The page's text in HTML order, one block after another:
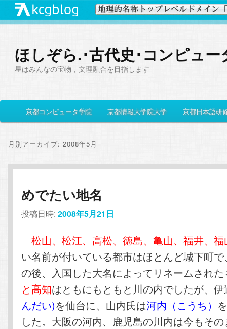
ほしぞら.･古代史･コンピュー
星はみんなの宝物，文理融合を目指します
イ
メ
ン
ン
テ
ン
ツ
へ
サ
コ
テ
ン
ツ
へ
移
京都コンピュータ学院 京都情報大学院大学 京都日本語研
月別アーカイブ:2008年5月
めでたい地名
投稿日時:2008年5月21日
松山、松江、高松、徳島、亀山、福井、福
い名前が付いている都市はほとんど城下町
の後、入国した大名によってリネームされ
と高知はともにもともと川の内でしたが、
んだい)を仙台に、山内氏は河内（こうち）
した。大阪の河内、鹿児島の川内は今もそ